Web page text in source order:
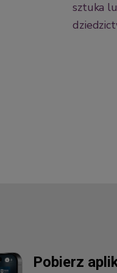
sztuka
Pobierz